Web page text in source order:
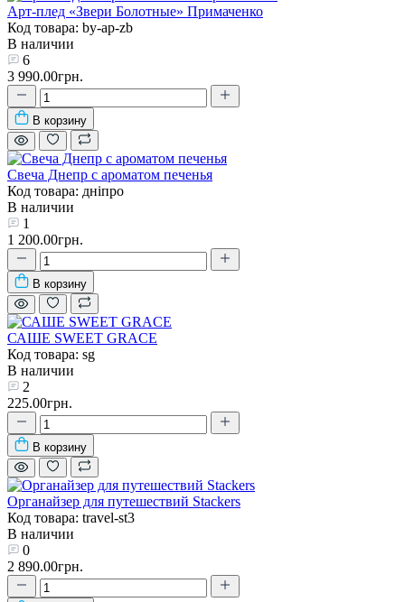
Арт-плед «Звери Болотные» Примаченко
Код товара: by-ap-zb
В наличии
6
3 990.00грн.
В корзину
Свеча Днепр с ароматом печенья
Код товара: дніпро
В наличии
1
1 200.00грн.
В корзину
САШЕ SWEET GRACE
Код товара: sg
В наличии
2
225.00грн.
В корзину
Органайзер для путешествий Stackers
Код товара: travel-st3
В наличии
0
2 890.00грн.